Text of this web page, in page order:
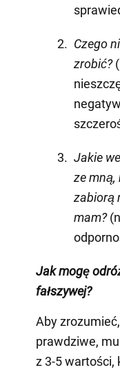
Czego
zrobić?
Jakie
ze mną,
zabiorą
mam?
Jak mogę
fałszywej?
Aby
prawdziwe,
z 3-5 wartości,